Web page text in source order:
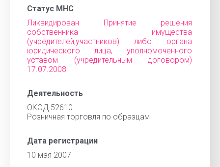
Статус МНС
Ликвидирован Принятие решения
собственника имущества
(учредителей,участников) либо органа
юридического лица, уполномоченного
уставом (учредительным договором)
17.07.2008
Деятельность
ОКЭД 52610
Розничная торговля по образцам
Дата регистрации
10 мая 2007